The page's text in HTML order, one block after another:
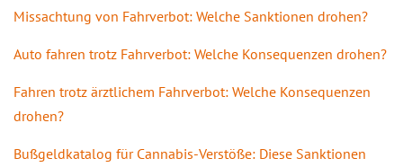
Missachtung von Fahrverbot: Welche Sanktionen drohen?
Auto fahren trotz Fahrverbot: Welche Konsequenzen drohen?
Fahren trotz ärztlichem Fahrverbot: Welche Konsequenzen
drohen?
Bußgeldkatalog für Cannabis-Verstöße: Diese Sanktionen